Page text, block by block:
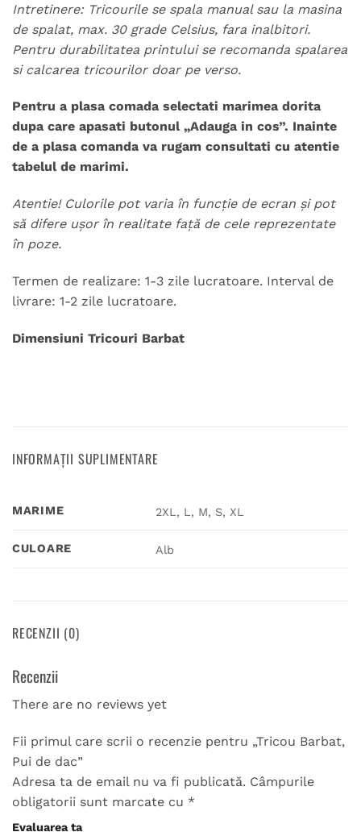
Intretinere: Tricourile se spala manual sau la masina
de spalat, max. 30 grade Celsius, fara inalbitori.
Pentru durabilitatea printului se recomanda spalarea
si calcarea tricourilor doar pe verso.
Pentru a plasa comada selectati marimea dorita
dupa care apasati butonul „Adauga in cos”. Inainte
de a plasa comanda va rugam consultati cu atentie
tabelul de marimi.
Atentie! Culorile pot varia în funcție de ecran și pot
să difere ușor în realitate față de cele reprezentate
în poze.
Termen de realizare: 1-3 zile lucratoare. Interval de
livrare: 1-2 zile lucratoare.
Dimensiuni Tricouri Barbat
INFORMAȚII SUPLIMENTARE
MARIME 2XL, L, M, S, XL
CULOARE Alb
RECENZII (0)
Recenzii
There are no reviews yet
Fii primul care scrii o recenzie pentru „Tricou Barbat,
Pui de dac”
Adresa ta de email nu va fi publicată. Câmpurile
obligatorii sunt marcate cu *
Evaluarea ta